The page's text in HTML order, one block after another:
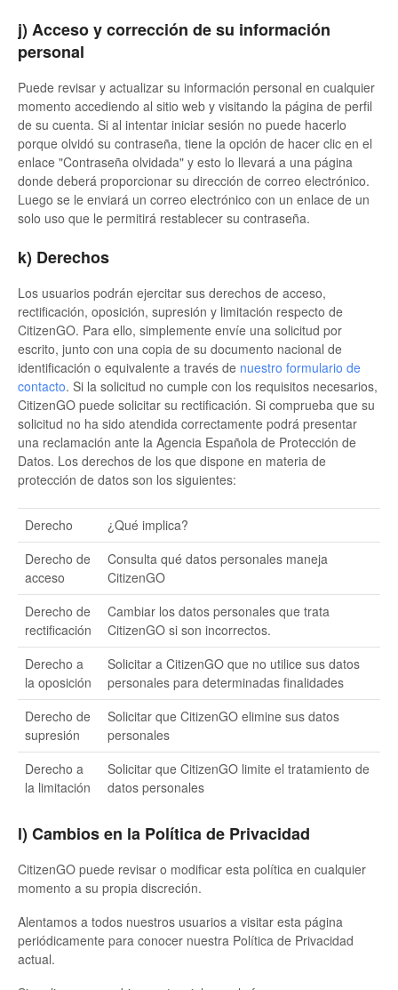
j) Acceso y corrección de su información
personal
Puede revisar y actualizar su información personal en cualquier
momento accediendo al sitio web y visitando la página de perfil
de su cuenta. Si al intentar iniciar sesión no puede hacerlo
porque olvidó su contraseña, tiene la opción de hacer clic en el
enlace "Contraseña olvidada" y esto lo llevará a una página
donde deberá proporcionar su dirección de correo electrónico.
Luego se le enviará un correo electrónico con un enlace de un
solo uso que le permitirá restablecer su contraseña.
k) Derechos
Los usuarios podrán ejercitar sus derechos de acceso,
rectificación, oposición, supresión y limitación respecto de
CitizenGO. Para ello, simplemente envíe una solicitud por
escrito, junto con una copia de su documento nacional de
identificación o equivalente a través de nuestro formulario de
contacto. Si la solicitud no cumple con los requisitos necesarios,
CitizenGO puede solicitar su rectificación. Si comprueba que su
solicitud no ha sido atendida correctamente podrá presentar
una reclamación ante la Agencia Española de Protección de
Datos. Los derechos de los que dispone en materia de
protección de datos son los siguientes:
Derecho
¿Qué implica?
Derecho de
acceso
Consulta qué datos personales maneja
CitizenGO
Derecho de
rectificación
Cambiar los datos personales que trata
CitizenGO si son incorrectos.
Derecho a
la oposición
Solicitar a CitizenGO que no utilice sus datos
personales para determinadas finalidades
Derecho de
supresión
Solicitar que CitizenGO elimine sus datos
personales
Derecho a
la limitación
Solicitar que CitizenGO limite el tratamiento de
datos personales
l) Cambios en la Política de Privacidad
CitizenGO puede revisar o modificar esta política en cualquier
momento a su propia discreción.
Alentamos a todos nuestros usuarios a visitar esta página
periódicamente para conocer nuestra Política de Privacidad
actual.